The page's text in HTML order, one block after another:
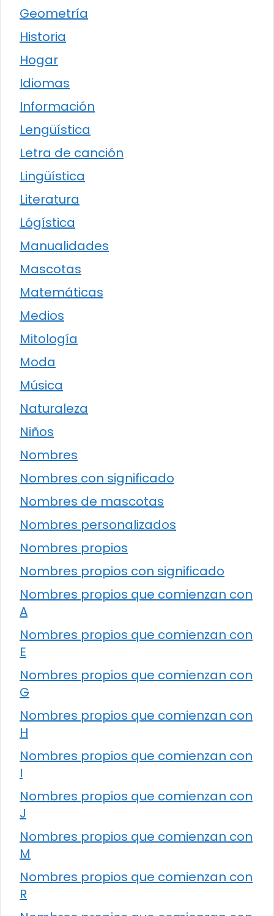
Geometría
Historia
Hogar
Idiomas
Información
Lengüística
Letra de canción
Lingüística
Literatura
Lógística
Manualidades
Mascotas
Matemáticas
Medios
Mitología
Moda
Música
Naturaleza
Niños
Nombres
Nombres con significado
Nombres de mascotas
Nombres personalizados
Nombres propios
Nombres propios con significado
Nombres propios que comienzan con
A
Nombres propios que comienzan con
E
Nombres propios que comienzan con
G
Nombres propios que comienzan con
H
Nombres propios que comienzan con
I
Nombres propios que comienzan con
J
Nombres propios que comienzan con
M
Nombres propios que comienzan con
R